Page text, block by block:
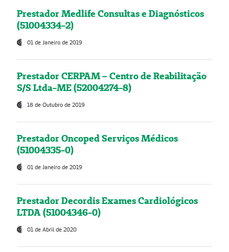
Prestador Medlife Consultas e Diagnósticos
(51004334-2)
01 de Janeiro de 2019
Prestador CERPAM – Centro de Reabilitação
S/S Ltda-ME (52004274-8)
18 de Outubro de 2019
Prestador Oncoped Serviços Médicos
(51004335-0)
01 de Janeiro de 2019
Prestador Decordis Exames Cardiológicos
LTDA (51004346-0)
01 de Abril de 2020